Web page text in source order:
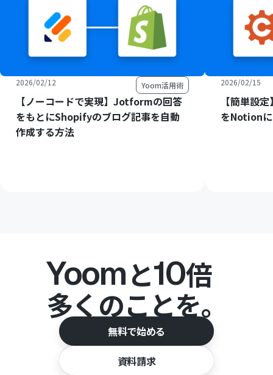
2026/02/12 Yoom活用術
【ノーコードで実現】Jotformの回答
をもとにShopifyのブログ記事を自動
作成する方法
2026/02/15
【簡単設
をNotion
Yoomと10倍
多くのことを。
無料で始める
資料請求